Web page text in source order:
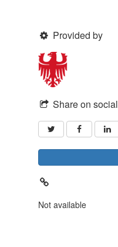
Provided by
Share on
Not available